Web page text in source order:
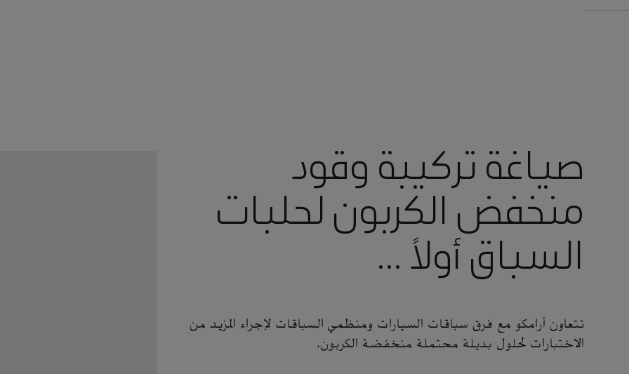
صياغة تركيبة وقود
منخفض الكربون لحلبات
السباق أولاً …
تتعاون أرامكو مع فرق سباقات السيارات ومنظمي السباقات لإجراء المزيد من
الاختبارات لحلول بديلة محتملة منخفضة الكربون.